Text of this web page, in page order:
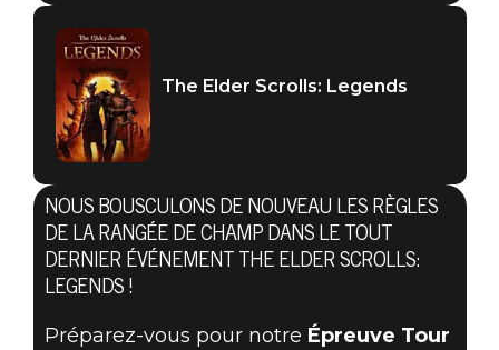
19 février 2020
LE CHAOS
RÈGNE EN
The Elder Scrolls: Legends
NOUS BOUSCULONS DE NOUVEAU LES RÈGLES
DE LA RANGÉE DE CHAMP DANS LE TOUT
DERNIER ÉVÉNEMENT THE ELDER SCROLLS:
LEGENDS !
Préparez-vous pour notre Épreuve Tour